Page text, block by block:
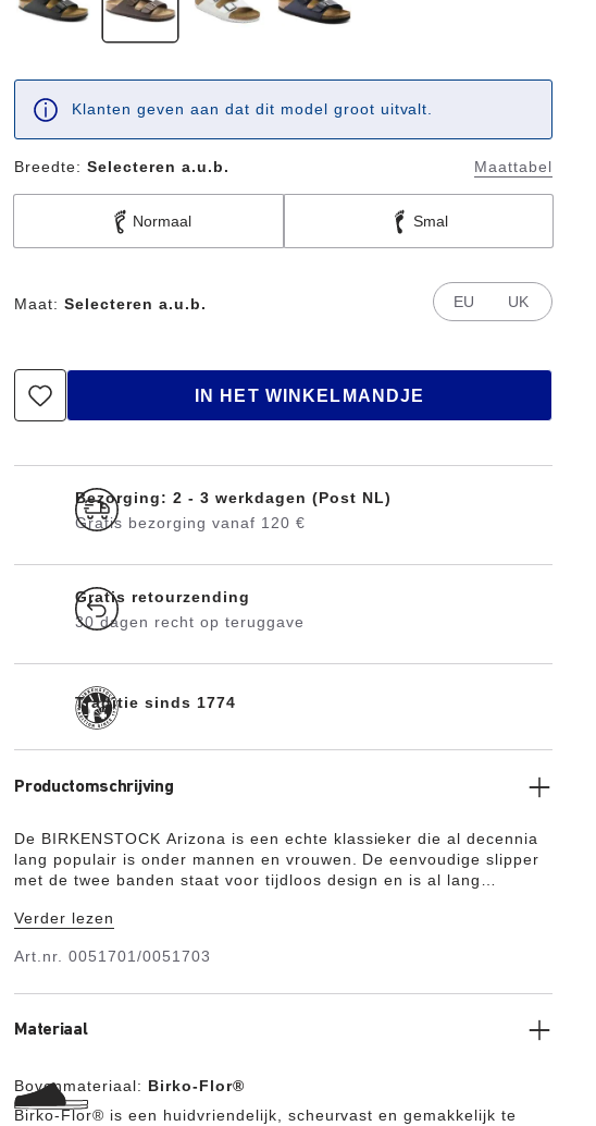
Klanten geven aan dat dit model groot uitvalt.
Breedte: Selecteren a.u.b. Maattabel
Normaal Smal
Maat: Selecteren a.u.b. EU UK
IN HET WINKELMANDJE
Bezorging: 2 - 3 werkdagen (Post NL)
Gratis bezorging vanaf 120 €
Gratis retourzending
30 dagen recht op teruggave
Traditie sinds 1774
Productomschrijving
De BIRKENSTOCK Arizona is een echte klassieker die al decennia
lang populair is onder mannen en vrouwen. De eenvoudige slipper
met de twee banden staat voor tijdloos design en is al lang
huidvriendelijke en slijtvaste synthetische materiaal Birko-Flor®.
Verder lezen
Art.nr.0051701/0051703
Materiaal
Bovenmateriaal: Birko-Flor®
Birko-Flor® is een huidvriendelijk, scheurvast en gemakkelijk te